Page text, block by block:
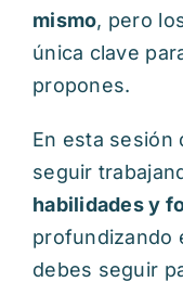
mismo, pero
única clave
propones.
En esta sesión
seguir
habilidades y
profundizando
debes seguir